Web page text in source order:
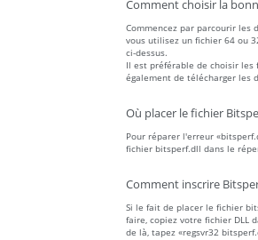
Comment choisir la
Commencez par parcourir les
vous utilisez un fichier 64 ou
ci-dessus.
Il est préférable de choisir les
également de télécharger les
Où placer le fichier
Pour réparer l'erreur
fichier bitsperf.dll dans le
Comment inscrire
Si le fait de placer le fichier
faire, copiez votre fichier DLL
de là, tapez «regsvr32